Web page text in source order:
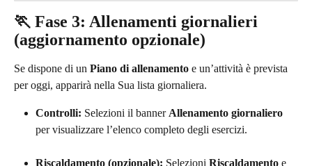
🏃 Fase 3: Allenamenti giornalieri
(aggiornamento opzionale)
Se dispone di un Piano di allenamento e un’attività è prevista
per oggi, apparirà nella Sua lista giornaliera.
Controlli: Selezioni il banner Allenamento giornaliero
per visualizzare l’elenco completo degli esercizi.
Riscaldamento (opzionale): Selezioni Riscaldamento e